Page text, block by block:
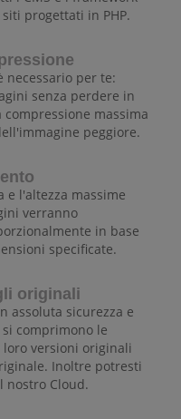
progettati in PHP.
necessario per te:
senza perdere in
massima
peggiore.
e l'altezza massime
verranno
in base
specificate.
originali
assoluta sicurezza e
comprimono le
versioni originali
Inoltre potresti
nostro Cloud.